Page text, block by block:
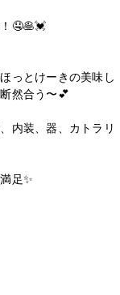
🤤🥞💓
っとけーきの美味し
然合う〜💕
内装、器、カトラリ
足✨